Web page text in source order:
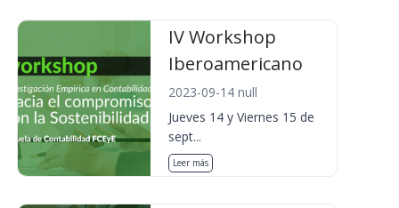
IV Workshop
Iberoamericano
2023-09-14 null
Jueves 14 y Viernes 15 de
sept...
Leer más